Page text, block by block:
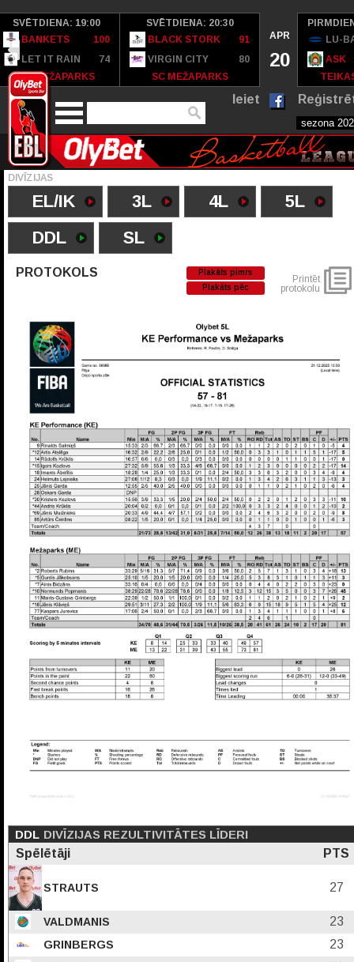
SVĒTDIENA: 19:00
BANKETS
100
LET IT RAIN
74
SC MEŽAPARKS
SVĒTDIENA: 20:30
BLACK STORK
91
VIRGIN CITY
80
SC MEŽAPARKS
APR
20
LU-
ASK
Ieiet
DIVĪZIJAS
EL/IK 3L 4L
5L
DDL
SL
PROTOKOLS
Plakāts pimrs
Plakāts pēc
Printēt
protokolu
DDL DIVĪZIJAS REZULTIVITĀTES LĪDERI
Spēlētāji
PTS
STRAUTS 27
VALDMANIS 23
GRINBERGS 23